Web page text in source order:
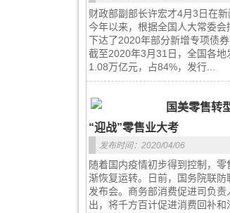
财政部副部长许宏才4月3日在新
今年以来，根据全国人大常委
下达了2020年部分新增专项债券
截至2020年3月31日，全国各地
1.08万亿元，占84%，发行...
国美零售转
“迎战”零售业大考
发布时间：2020/04/06
随着国内疫情初步得到控制，
渐恢复运转。日前，国务院联防
发布会。商务部消费促进司负责
出，将千方百计促进消费回补